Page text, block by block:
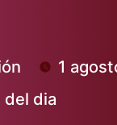
1
del dia